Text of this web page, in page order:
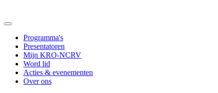
Programma's
Presentatoren
Mijn KRO-NCRV
Word lid
Acties & evenementen
Over ons